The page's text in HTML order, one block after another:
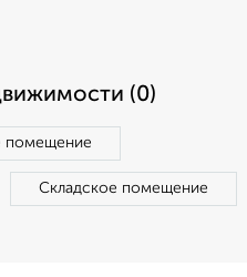
(0)
помещение
Складское помещение